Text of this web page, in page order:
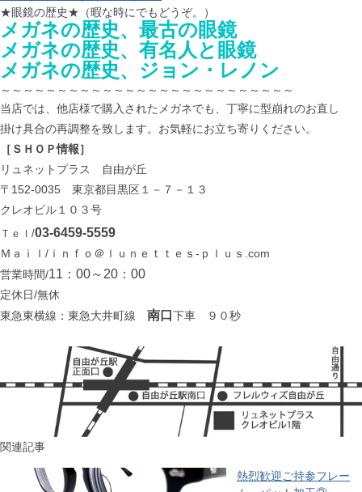
★眼鏡の歴史★（暇な時にでもどうぞ。）
メガネの歴史、最古の眼鏡
メガネの歴史、有名人と眼鏡
メガネの歴史、ジョン・レノン
～～～～～～～～～～～～～～～～～～～～～～～～～～
当店では、他店様で購入されたメガネでも、丁寧に型崩れのお直し
掛け具合の再調整を致します。お気軽にお立ち寄りください。
［ＳＨＯＰ情報］
リュネットプラス 自由が丘
〒152-0035 東京都目黒区１－７－１３
クレオビル１０３号
Ｔｅｌ/03-6459-5559
Ｍａｉｌ/ｉｎｆｏ＠ｌｕｎｅｔｔｅｓ-ｐｌｕｓ.com
営業時間/11：00～20：00
定休日/無休
東急東横線：東急大井町線 南口 下車 ９０秒
関連記事
熱烈歓迎ご持参フレー